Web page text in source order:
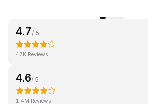
4.7 / 5
47K Reviews
4.6/ 5
1.4M Reviews